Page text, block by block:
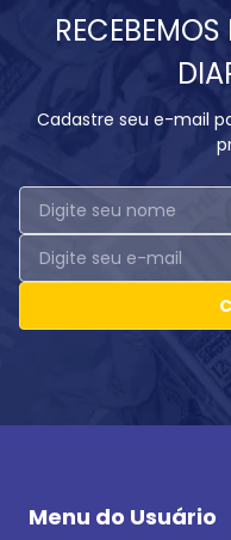
Cadastre seu e-mail
Menu do Usuário